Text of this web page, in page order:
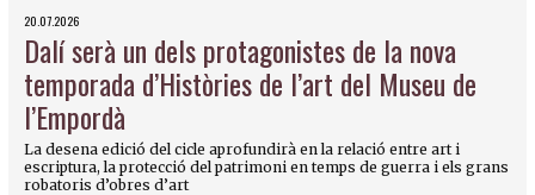
20.07.2026
Dalí serà un dels protagonistes de la nova
temporada d’Històries de l’art del Museu de
l’Empordà
La desena edició del cicle aprofundirà en la relació entre art i
escriptura, la protecció del patrimoni en temps de guerra i els grans
robatoris d’obres d’art